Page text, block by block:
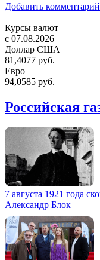
Добавить комментарий
Курсы валют
c 07.08.2026
Доллар США
81,4077 руб.
Евро
94,0585 руб.
Российская
7 августа 1921 года
Александр Блок